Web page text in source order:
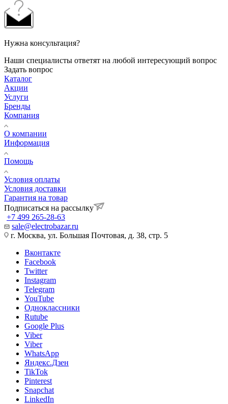
Нужна консультация?
Наши специалисты ответят на любой интересующий вопрос
Задать вопрос
Каталог
Акции
Услуги
Бренды
Компания
О компании
Информация
Помощь
Условия оплаты
Условия доставки
Гарантия на товар
Подписаться на рассылку
+7 499 265-28-63
sale@electrobazar.ru
г. Москва, ул. Большая Почтовая, д. 38, стр. 5
Вконтакте
Facebook
Twitter
Instagram
Telegram
YouTube
Одноклассники
Rutube
Google Plus
Viber
Viber
WhatsApp
Яндекс.Дзен
TikTok
Pinterest
Snapchat
LinkedIn